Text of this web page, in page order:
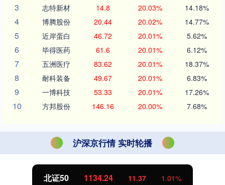
3 志特新材 14.8 20.03% 14.18%
4 博腾股份 20.44 20.02% 14.77%
5 近岸蛋白 46.72 20.01% 5.62%
6 毕得医药 61.6 20.01% 6.12%
7 五洲医疗 83.62 20.01% 18.37%
8 耐科装备 49.67 20.01% 6.83%
9 一博科技 53.33 20.01% 17.26%
10 方邦股份 146.16 20.00% 7.68%
沪深京行情 实时轮播
北证50 1134.24 11.37 1.01%